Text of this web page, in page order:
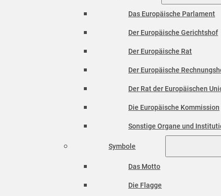
Das Europäische Parlament
Der Europäische Gerichtshof
Der Europäische Rat
Der Europäische
Der Rat der Europäischen
Die Europäische Kommission
Sonstige Organe und
Symbole
Das Motto
Die Flagge